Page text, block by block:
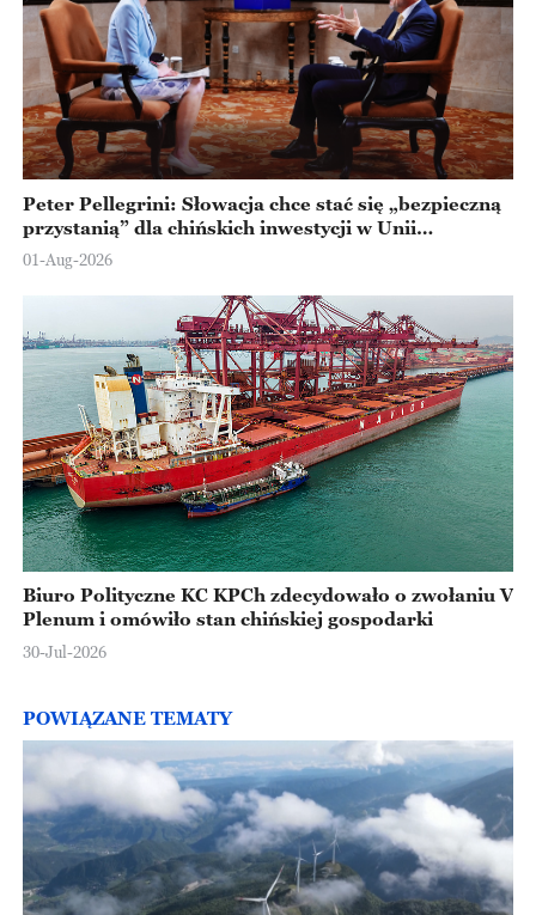
Peter Pellegrini: Słowacja chce stać się „bezpieczną
przystanią” dla chińskich inwestycji w Unii
Europejskiej
01-Aug-2026
Biuro Polityczne KC KPCh zdecydowało o zwołaniu V
Plenum i omówiło stan chińskiej gospodarki
30-Jul-2026
POWIĄZANE TEMATY